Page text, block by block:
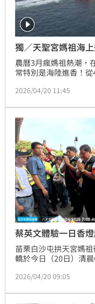
獨／天聖宮媽祖海
農曆3月瘋媽祖熱潮，
常特別是海陸進香！
及「進港噴水禮」十分
2026/04/20 11:45
蔡英文體驗一日香
苗栗白沙屯拱天宮媽
轎於今日（20日）清
燈腳」，與民進黨多位
機塞結緣品，蔡英文
2026/04/20 09:05